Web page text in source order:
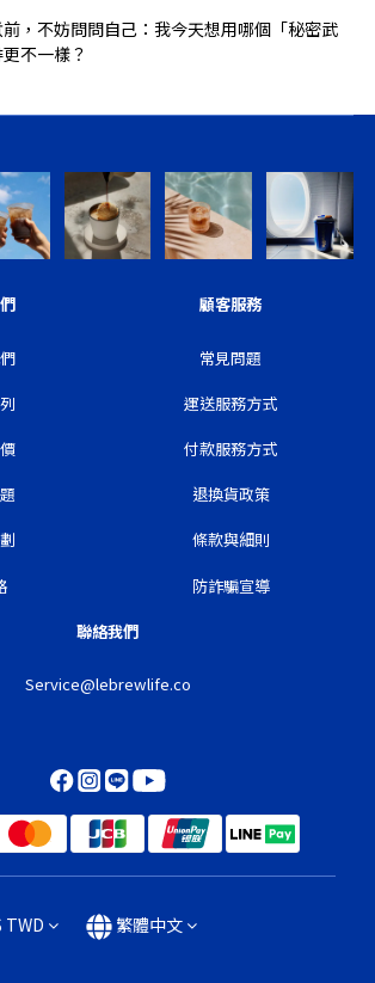
，不妨問問自己：我今天想用哪個「秘密武
不一樣？
顧客服務
常見問題
運送服務方式
付款服務方式
退換貨政策
條款與細則
防詐騙宣導
聯絡我們
Service@lebrewlife.co
TWD 繁體中文